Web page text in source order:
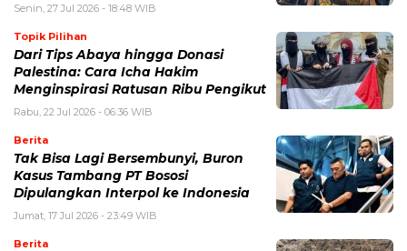
Senin, 27 Jul 2026 - 18:48 WIB
Topik Pilihan
Dari Tips Abaya hingga Donasi
Palestina: Cara Icha Hakim
Menginspirasi Ratusan Ribu Pengikut
Rabu, 22 Jul 2026 - 06:36 WIB
Berita
Tak Bisa Lagi Bersembunyi, Buron
Kasus Tambang PT Bososi
Dipulangkan Interpol ke Indonesia
Jumat, 17 Jul 2026 - 23:49 WIB
Berita